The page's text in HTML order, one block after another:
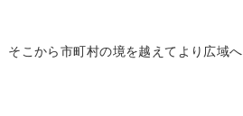
そこから市町村の境を越えてより広域へ